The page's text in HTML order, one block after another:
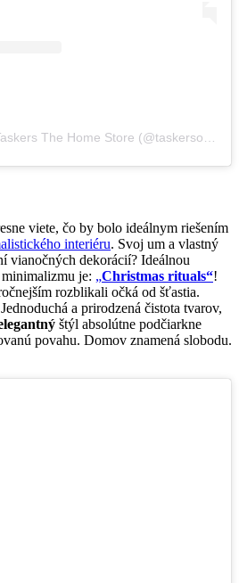
Príspevok, ktorý zdieľa Taskers The Home Store (@taskersonline)
viete, čo by bolo ideálnym riešením
interiéru. Svoj um a vlastný
vianočných dekorácií? Ideálnou
je: „Christmas rituals“!
rozblikali očká od šťastia.
a prirodzená čistota tvarov,
štýl absolútne podčiarkne
povahu. Domov znamená slobodu.